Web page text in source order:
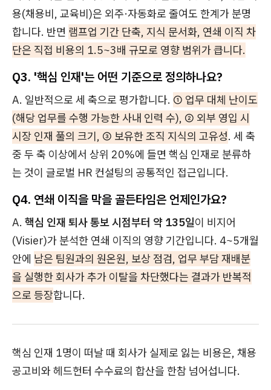
용(채용비, 교육비)은 외주·자동화로 줄여도 한계가 분명
합니다. 반면 램프업 기간 단축, 지식 문서화, 연쇄 이직 차
단은 직접 비용의 1.5~3배 규모로 영향 범위가 큽니다.
Q3. '핵심 인재'는 어떤 기준으로 정의하나요?
A. 일반적으로 세 축으로 평가합니다. ① 업무 대체 난이도
(해당 업무를 수행 가능한 사내 인력 수), ② 외부 영입 시
시장 인재 풀의 크기, ③ 보유한 조직 지식의 고유성. 세 축
중 두 축 이상에서 상위 20%에 들면 핵심 인재로 분류하
는 것이 글로벌 HR 컨설팅의 공통적인 접근입니다.
Q4. 연쇄 이직을 막을 골든타임은 언제인가요?
A. 핵심 인재 퇴사 통보 시점부터 약 135일이 비지어
(Visier)가 분석한 연쇄 이직의 영향 기간입니다. 4~5개월
안에 남은 팀원과의 원온원, 보상 점검, 업무 부담 재배분
을 실행한 회사가 추가 이탈을 차단했다는 결과가 반복적
으로 등장합니다.
핵심 인재 1명이 떠날 때 회사가 실제로 잃는 비용은, 채용
공고비와 헤드헌터 수수료의 합산을 한참 넘어섭니다.